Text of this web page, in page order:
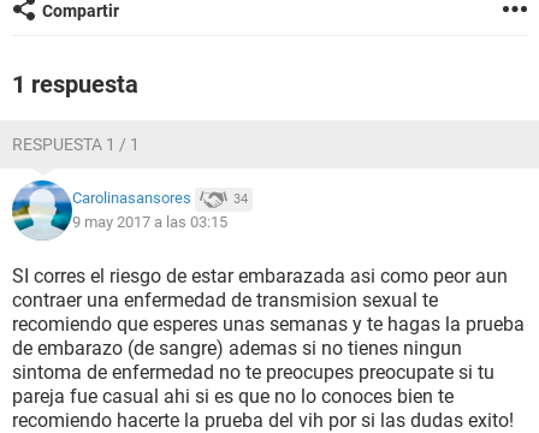
Compartir
1 respuesta
RESPUESTA 1 / 1
Carolinasansores 34
9 may 2017 a las 03:15
SI corres el riesgo de estar embarazada asi como peor aun
contraer una enfermedad de transmision sexual te
recomiendo que esperes unas semanas y te hagas la prueba
de embarazo (de sangre) ademas si no tienes ningun
sintoma de enfermedad no te preocupes preocupate si tu
pareja fue casual ahi si es que no lo conoces bien te
recomiendo hacerte la prueba del vih por si las dudas exito!